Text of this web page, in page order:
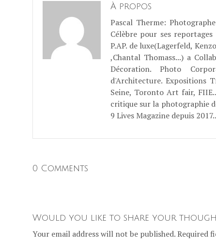
À propos
Pascal Therme:
Célèbre pour ses
P.AP. de luxe(Lagerfeld,
,Chantal Thomass...) a
Décoration. Photo
d'Architecture. Expositions
Seine, Toronto Art fair,
critique sur la photographie
9 Lives Magazine depuis
0 Comments
Would you like to share your
Your email address will not be published. Required